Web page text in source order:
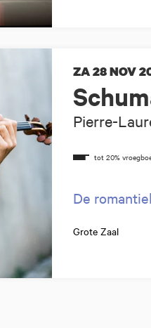
Pierre-
ZA 28 NOV
De
Grote Zaal